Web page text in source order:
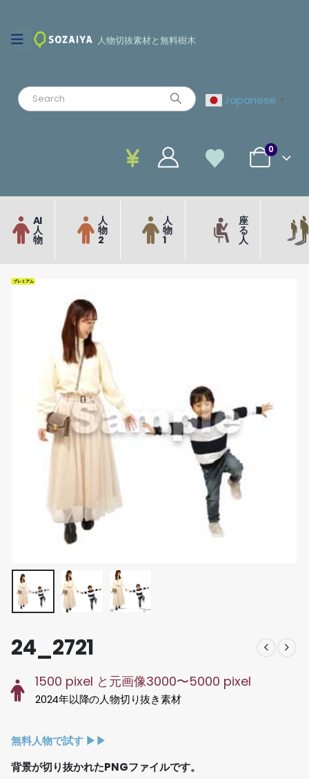
人物切抜素材と無料樹木
Japanese ▼
0
AI
人
物
人
物
2
人
物
1
座
る
人
プレミアム
24_2721
1500 pixel と元画像3000〜5000 pixel
2024年以降の人物切り抜き素材
無料人物で試す ▶︎▶︎
背景が切り抜かれたPNGファイルです。